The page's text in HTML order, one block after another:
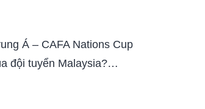
Á – CAFA Nations Cup
đội tuyển Malaysia?…